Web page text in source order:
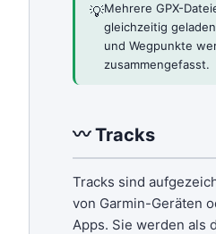
💡Mehrere GPX-
gleichzeitig
und Wegpunkte
zusammengefasst.
〰 Tracks
Tracks sind
von Garmin-Geräten
Apps. Sie werden als